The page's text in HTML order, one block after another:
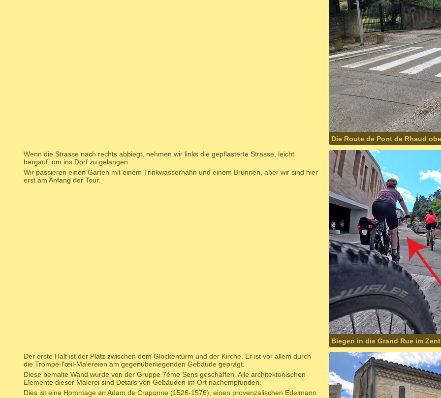
Die Route de Pont de Rhaud
Wenn die Strasse nach rechts abbiegt, nehmen wir links die gepflasterte Strasse, leicht
bergauf, um ins Dorf zu gelangen.
Wir passieren einen Garten mit einem Trinkwasserhahn und einem Brunnen, aber wir sind hier
erst am Anfang der Tour.
Biegen in die Grand Rue im
Der erste Halt ist der Platz zwischen dem Glockenturm und der Kirche. Er ist vor allem durch
die Trompe-l'œil-Malereien am gegenüberliegenden Gebäude geprägt.
Diese bemalte Wand wurde von der Gruppe 7ème Sens geschaffen. Alle architektonischen
Elemente dieser Malerei sind Details von Gebäuden im Ort nachempfunden.
Dies ist eine Hommage an Adam de Craponne (1526-1576), einen provenzalischen Edelmann